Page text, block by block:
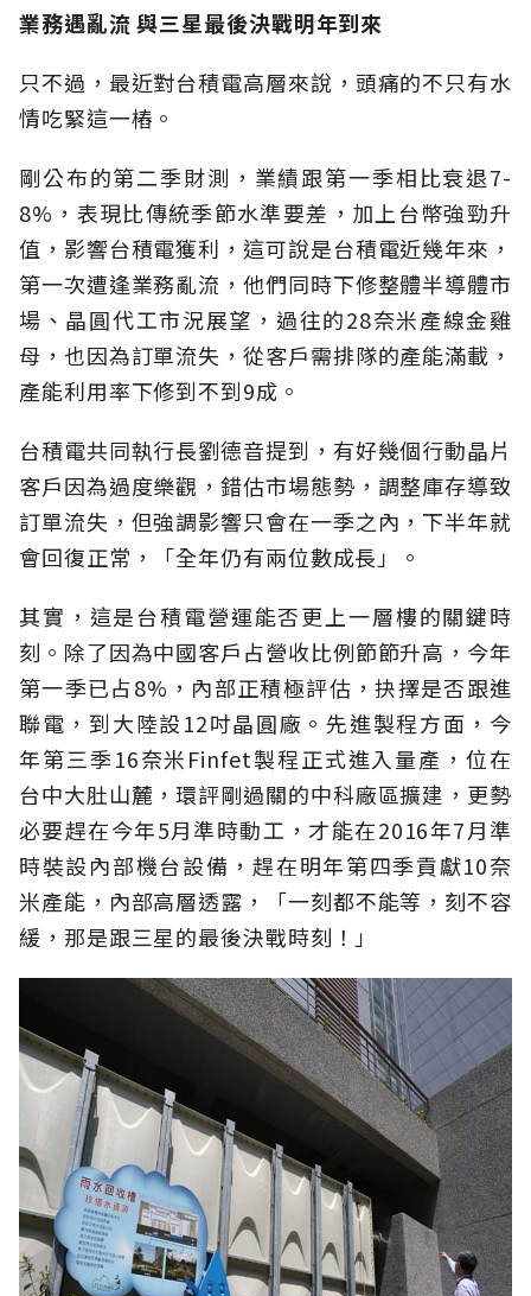
業務遇亂流 與三星最後決戰明年到來
只不過，最近對台積電高層來說，頭痛的不只有水
情吃緊這一樁。
剛公布的第二季財測，業績跟第一季相比衰退7-
8%，表現比傳統季節水準要差，加上台幣強勁升
值，影響台積電獲利，這可說是台積電近幾年來，
第一次遭逢業務亂流，他們同時下修整體半導體市
場、晶圓代工市況展望，過往的28奈米產線金雞
母，也因為訂單流失，從客戶需排隊的產能滿載，
產能利用率下修到不到9成。
台積電共同執行長劉德音提到，有好幾個行動晶片
客戶因為過度樂觀，錯估市場態勢，調整庫存導致
訂單流失，但強調影響只會在一季之內，下半年就
會回復正常，「全年仍有兩位數成長」。
其實，這是台積電營運能否更上一層樓的關鍵時
刻。除了因為中國客戶占營收比例節節升高，今年
第一季已占8%，內部正積極評估，抉擇是否跟進
聯電，到大陸設12吋晶圓廠。先進製程方面，今
年第三季16奈米Finfet製程正式進入量產，位在
台中大肚山麓，環評剛過關的中科廠區擴建，更勢
必要趕在今年5月準時動工，才能在2016年7月準
時裝設內部機台設備，趕在明年第四季貢獻10奈
米產能，內部高層透露，「一刻都不能等，刻不容
緩，那是跟三星的最後決戰時刻！」